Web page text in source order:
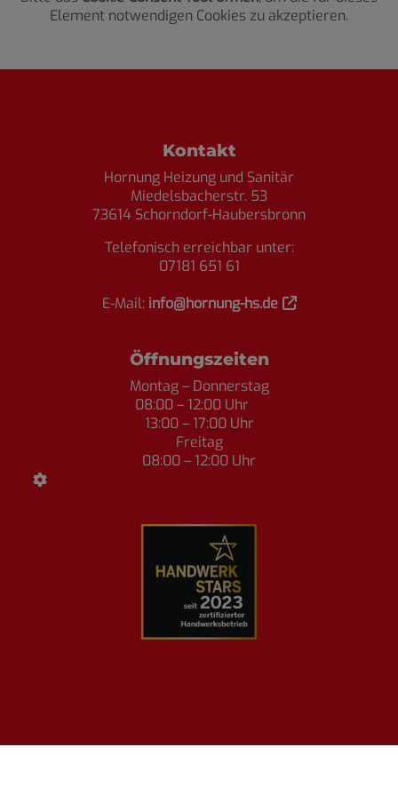
Element notwendigen Cookies zu akzeptieren.
Kontakt
Hornung Heizung und Sanitär
Miedelsbacherstr. 53
73614 Schorndorf-Haubersbronn
Telefonisch erreichbar unter:
07181 651 61
E-Mail: info@hornung-hs.de
Öffnungszeiten
Montag – Donnerstag
08:00 – 12:00 Uhr
13:00 – 17:00 Uhr
Freitag
08:00 – 12:00 Uhr